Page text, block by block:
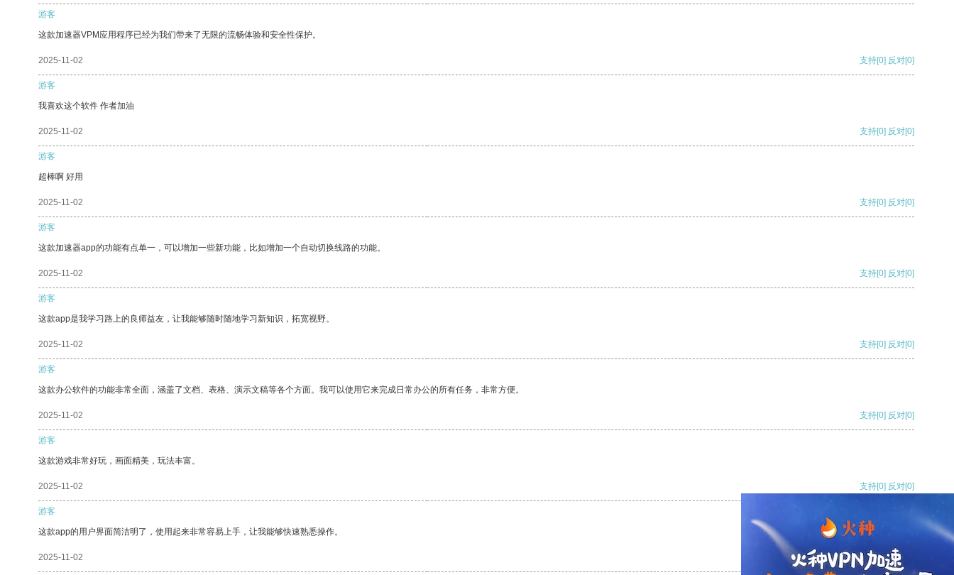
游客
这款加速器VPM应用程序已经为我们带来了无限的流畅体验和安全性保护。
2025-11-02 支持[0] 反对[0]
游客
我喜欢这个软件 作者加油
2025-11-02 支持[0] 反对[0]
游客
超棒啊 好用
2025-11-02 支持[0] 反对[0]
游客
这款加速器app的功能有点单一，可以增加一些新功能，比如增加一个自动切换线路的功能。
2025-11-02 支持[0] 反对[0]
游客
这款app是我学习路上的良师益友，让我能够随时随地学习新知识，拓宽视野。
2025-11-02 支持[0] 反对[0]
游客
这款办公软件的功能非常全面，涵盖了文档、表格、演示文稿等各个方面。我可以使用它来完成日常办公的所有任务，非常方便。
2025-11-02 支持[0] 反对[0]
游客
这款游戏非常好玩，画面精美，玩法丰富。
2025-11-02 支持[0] 反对[0]
游客
这款app的用户界面简洁明了，使用起来非常容易上手，让我能够快速熟悉操作。
2025-11-02 支持[0] 反对